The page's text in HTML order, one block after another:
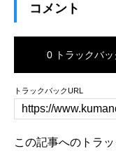
コメント
0 トラックバッ
トラックバックURL
この記事へのトラ